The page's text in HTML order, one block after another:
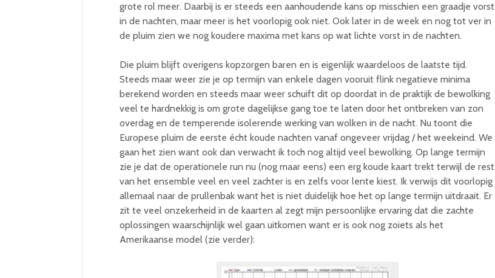
grote rol meer. Daarbij is er steeds een aanhoudende kans op misschien een graadje vorst
in de nachten, maar meer is het voorlopig ook niet. Ook later in de week en nog tot ver in
de pluim zien we nog koudere maxima met kans op wat lichte vorst in de nachten.
Die pluim blijft overigens kopzorgen baren en is eigenlijk waardeloos de laatste tijd.
Steeds maar weer zie je op termijn van enkele dagen vooruit flink negatieve minima
berekend worden en steeds maar weer schuift dit op doordat in de praktijk de bewolking
veel te hardnekkig is om grote dagelijkse gang toe te laten door het ontbreken van zon
overdag en de temperende isolerende werking van wolken in de nacht. Nu toont die
Europese pluim de eerste écht koude nachten vanaf ongeveer vrijdag / het weekeind. We
gaan het zien want ook dan verwacht ik toch nog altijd veel bewolking. Op lange termijn
zie je dat de operationele run nu (nog maar eens) een erg koude kaart trekt terwijl de rest
van het ensemble veel en veel zachter is en zelfs voor lente kiest. Ik verwijs dit voorlopig
allemaal naar de prullenbak want het is niet duidelijk hoe het op lange termijn uitdraait. Er
zit te veel onzekerheid in de kaarten al zegt mijn persoonlijke ervaring dat die zachte
oplossingen waarschijnlijk wel gaan uitkomen want er is ook nog zoiets als het
Amerikaanse model (zie verder):